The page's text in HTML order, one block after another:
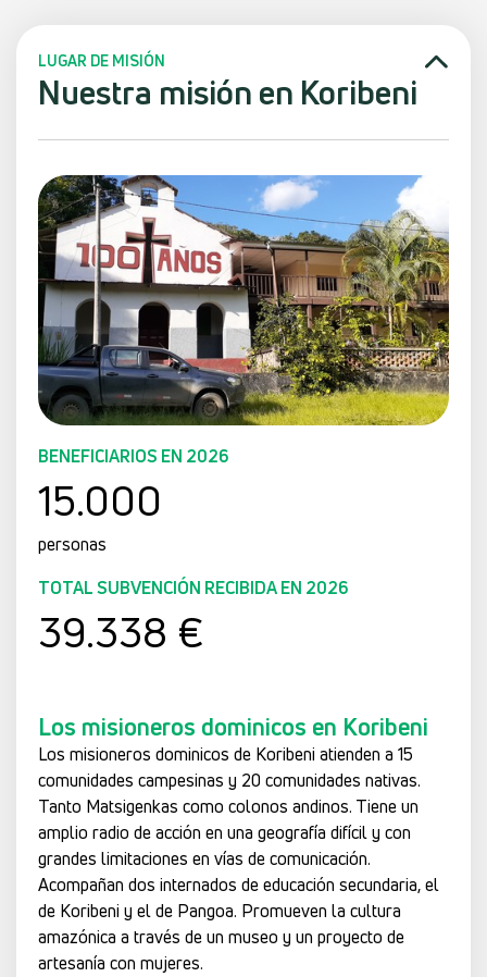
LUGAR DE MISIÓN
Nuestra misión en Koribeni
Los misioneros dominicos en Koribeni
Los misioneros dominicos de Koribeni atienden a 15
comunidades campesinas y 20 comunidades nativas.
Tanto Matsigenkas como colonos andinos. Tiene un
amplio radio de acción en una geografía difícil y con
grandes limitaciones en vías de comunicación.
Acompañan dos internados de educación secundaria, el
de Koribeni y el de Pangoa. Promueven la cultura
amazónica a través de un museo y un proyecto de
artesanía con mujeres.
BENEFICIARIOS EN 2026
15.000
personas
TOTAL SUBVENCIÓN RECIBIDA EN 2026
39.338 €